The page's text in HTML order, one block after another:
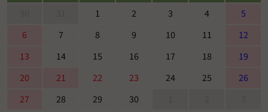
1 2 3 4
5
6
7 8 9 10 11
12
13
14 15 16 17 18
19
20
21 22 23 24 25
26
27
28 29 30